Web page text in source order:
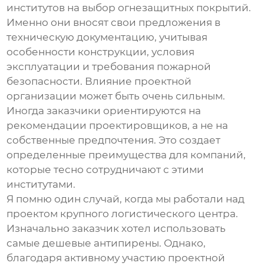
институтов на выбор огнезащитных покрытий.
Именно они вносят свои предложения в
техническую документацию, учитывая
особенности конструкции, условия
эксплуатации и требования пожарной
безопасности. Влияние проектной
организации может быть очень сильным.
Иногда заказчики ориентируются на
рекомендации проектировщиков, а не на
собственные предпочтения. Это создает
определенные преимущества для компаний,
которые тесно сотрудничают с этими
институтами.
Я помню один случай, когда мы работали над
проектом крупного логистического центра.
Изначально заказчик хотел использовать
самые дешевые антипирены. Однако,
благодаря активному участию проектной